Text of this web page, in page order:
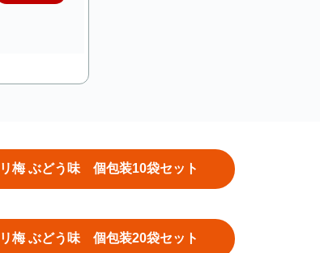
梅 ぶどう味 個包装10袋セット
梅 ぶどう味 個包装20袋セット